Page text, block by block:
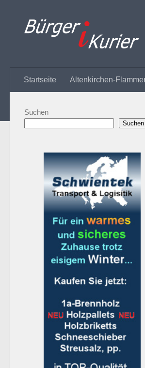
Startseite Altenkirchen-
Suchen
Suchen